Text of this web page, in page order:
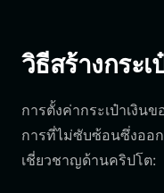
วิธีสร้างกระเ
การตั้งค่ากระเป๋าเงิน
การที่ไม่ซับซ้อนซึ่งออ
เชี่ยวชาญด้านคริปโต: